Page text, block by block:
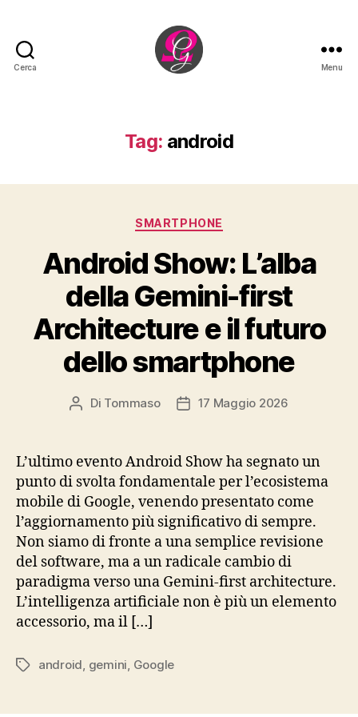
Cerca Menu
Tag: android
Categorie
SMARTPHONE
Android Show: L’alba
della Gemini-first
Architecture e il futuro
dello smartphone
Autore
Di Tommaso
Data17 Maggio 2026
L’ultimo evento Android Show ha segnato un
punto di svolta fondamentale per l’ecosistema
mobile di Google, venendo presentato come
l’aggiornamento più significativo di sempre.
Non siamo di fronte a una semplice revisione
del software, ma a un radicale cambio di
paradigma verso una Gemini-first architecture.
L’intelligenza artificiale non è più un elemento
accessorio, ma il […]
Tag android gemini Google